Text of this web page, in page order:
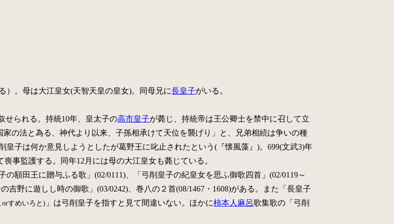
。母は大江皇女(天智天皇の皇女)。同母兄に長皇子がいる。
られる。持統10年、皇太子の高市皇子が薨じ、持統帝は王公卿士を禁中に召して立
家の法と為る、神代より以来、子孫相承けて天位を襲げり」と、兄弟相続は争いの種
皇子は何か意見しようとしたが葛野王に叱止されたという(『懐風藻』)。699(文武3)年
事監護する。同年12月には母の大江皇女も薨じている。
額田王に贈与ふる歌」(02/0111)、「弓削皇子の紀皇女を思ふ御歌四首」(02/0119～
吉野に遊しし時の御歌」(03/0242)、巻八の２首(08/1467・1608)がある。また「長皇子
すめいろと) 」は弓削皇子を指すと見て間違いない。ほかに柿本人麻呂歌集歌の「弓削